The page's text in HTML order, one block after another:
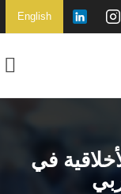
English
في